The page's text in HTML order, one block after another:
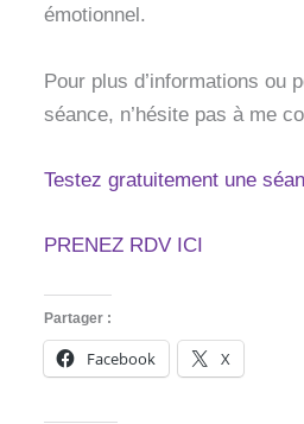
émotionnel.
Pour plus d’informations ou
séance, n’hésite pas à me
Testez gratuitement une
PRENEZ RDV ICI
Partager :
Facebook X